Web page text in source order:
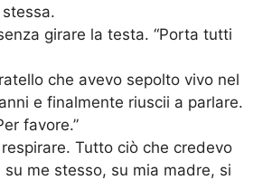
girare la testa. “Porta tutti
che avevo sepolto vivo nel
e finalmente riuscii a parlare.
favore.”
Tutto ciò che credevo
su me stesso, su mia madre, si